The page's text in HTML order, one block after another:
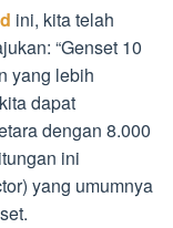
ini, kita telah
“Genset 10
yang lebih
dapat
dengan 8.000
ini
yang umumnya